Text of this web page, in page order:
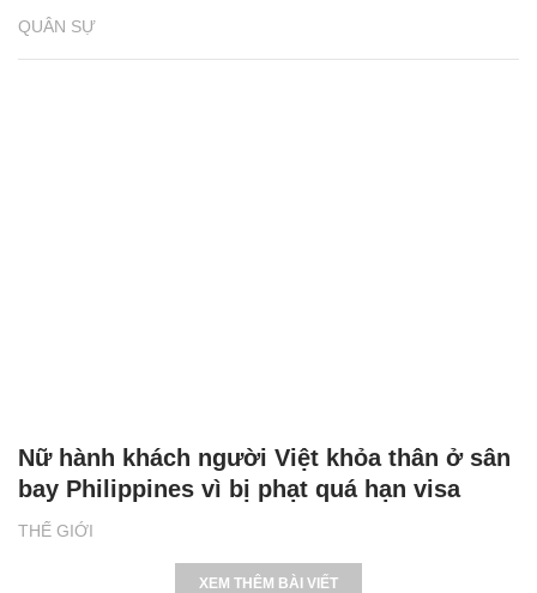
QUÂN SỰ
THẾ GIỚI
Nữ hành khách người Việt khỏa thân ở sân
bay Philippines vì bị phạt quá hạn visa
XEM THÊM BÀI VIẾT